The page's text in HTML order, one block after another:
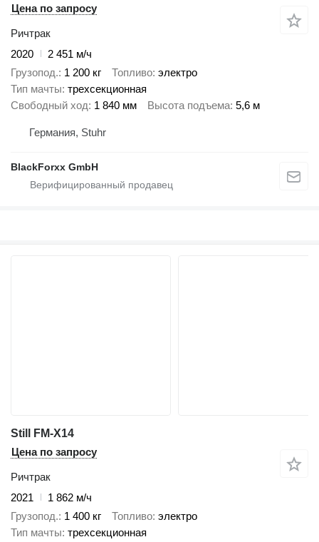
Цена по запросу
Ричтрак
2020
2 451 м/ч
Грузопод. 1 200 кг Топливо электро
Тип мачты трехсекционная
Свободный ход 1 840 мм Высота подъема 5,6 м
Германия, Stuhr
BlackForxx GmbH
Still FM-X14
Цена по запросу
Ричтрак
2021
1 862 м/ч
Грузопод. 1 400 кг Топливо электро
Тип мачты трехсекционная